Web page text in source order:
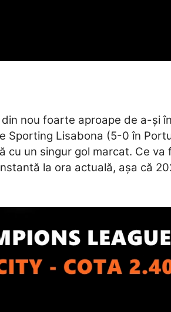
nou foarte aproape de a-și
Lisabona (5-0 în
cu un singur gol marcat. Ce va
la ora actuală, așa că